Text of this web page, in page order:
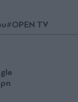
#OPEN TV